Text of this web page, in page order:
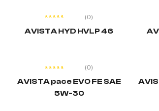
(0)
AVISTA HYD HVLP 46
(0)
AVISTA pace EVO FE SAE
5W-30